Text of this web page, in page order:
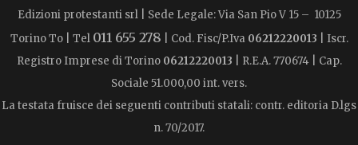
Edizioni protestanti srl | Sede Legale: Via San Pio V 15 – 10125
Torino To | Tel 011 655 278 | Cod. Fisc/P.Iva 06212220013 | Iscr.
Registro Imprese di Torino 06212220013 | R.E.A. 770674 | Cap.
Sociale 51.000,00 int. vers.
La testata fruisce dei seguenti contributi statali: contr. editoria D.lgs
n. 70/2017.